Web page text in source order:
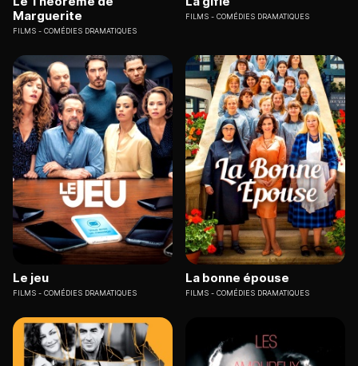
Marguerite
FILMS COMÉDIES DRAMATIQUES
FILMS COMÉDIES DRAMATIQUES
Le jeu
FILMS COMÉDIES DRAMATIQUES
La bonne épouse
FILMS COMÉDIES DRAMATIQUES